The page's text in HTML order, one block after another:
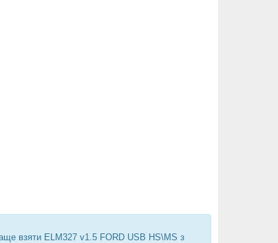
взяти ELM327 v1.5 FORD USB HS\MS з